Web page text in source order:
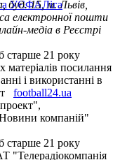
УЄФАЛіга
буд. 15, м. Львів,
електронної пошти
медіа в Реєстрі
старше 21 року
матеріалів посилання
і використанні в
football24.ua
компаній"
старше 21 року
"Телерадіокомпанія